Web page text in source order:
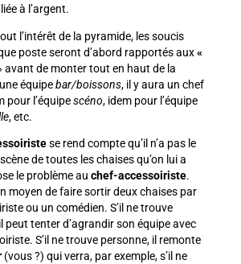
à l’argent.
l’intérêt de la pyramide, les soucis
poste seront d’abord rapportés aux«
avant de monter tout en haut de la
équipebar/boissons, il y aura un chef
pour l’équipescéno, idem pour l’équipe
, etc.
se rend compte qu’il n’a pas le
de toutes les chaises qu’on lui a
le problème au chef-accessoiriste.
moyen de faire sortir deux chaises par
ou un comédien. S’il ne trouve
peut tenter d’agrandir son équipe avec
S’il ne trouve personne, il remonte
(vous ?) qui verra, par exemple, s’il ne